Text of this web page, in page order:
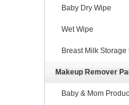
Baby Dry Wipe
Wet Wipe
Breast Milk Storage
Makeup Remover
Baby & Mom